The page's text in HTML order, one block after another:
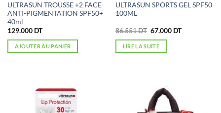
ULTRASUN TROUSSE +2 FACE
ANTI-PIGMENTATION SPF50+
40ml
129.000 DT
AJOUTER AU PANIER
ULTRASUN SPORTS GEL SPF50
100ML
86.551DT Le
initial
était :
67.000 DTLe
LIRE LA SUITE